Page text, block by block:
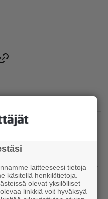
uupumuksista ja
Mira Rinne: ”Kun
kuolemaa silmiin, olen
myös yrittäjyyteen
laitteeseesi tietoja
käsitellä henkilötietoja.
olevat yksilölliset
linkkiä voit hyväksyä